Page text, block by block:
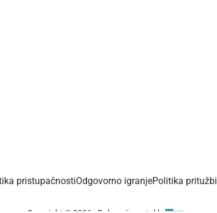
pristupačnostiOdgovorno igranjePolitika pritužbi